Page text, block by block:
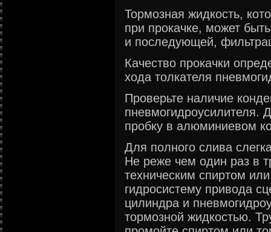
Тормозная жидкость,
при прокачке, может
и последующей,
Качество прокачки
хода толкателя
Проверьте наличие
пневмогидроусилителя.
пробку в алюминиевом
Для полного слива
Не реже чем один раз в
техническим спиртом
гидросистему привода
цилиндра и
тормозной жидкостью.